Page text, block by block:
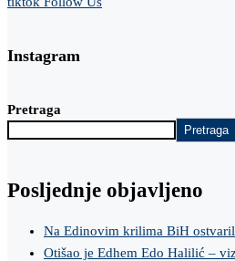
Instagram
Pretraga
Pretraga
Posljednje objavljeno
Na Edinovim krilima BiH
Otišao je Edhem Edo Halilić –